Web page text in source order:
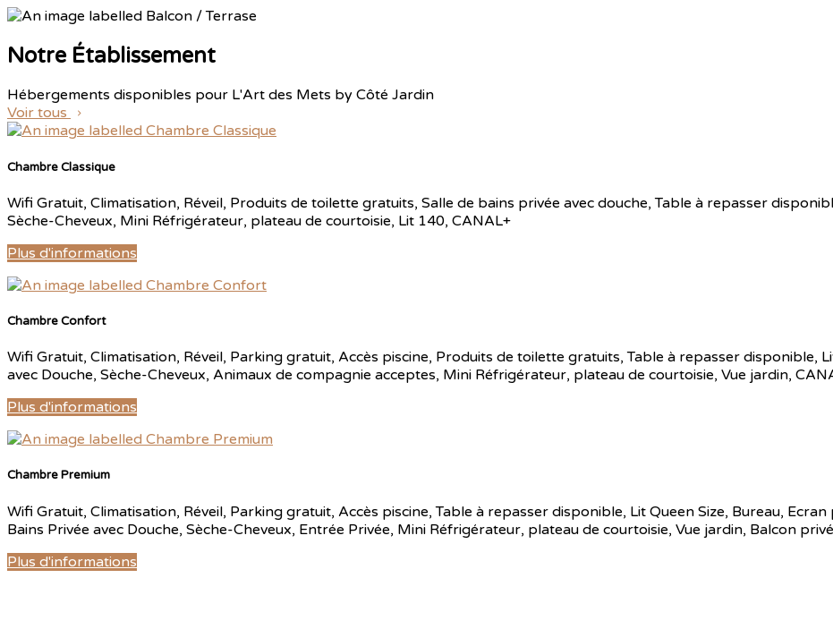
Notre Établissement
Hébergements disponibles pour L'Art des Mets by Côté Jardin
Voir tous
Chambre Classique
Wifi Gratuit, Climatisation, Réveil, Produits de toilette gratuits, Salle de bains privée avec douche,Table à repasser
Sèche-Cheveux, Mini Réfrigérateur, plateau de courtoisie, Lit 140, CANAL+
Plus d'informations
Chambre Confort
Wifi Gratuit, Climatisation, Réveil, Parking gratuit, Accès piscine, Produits de toilette gratuits,Table à repasser disponible,
avec Douche, Sèche-Cheveux, Animaux de compagnie acceptes, Mini Réfrigérateur, plateau de courtoisie, Vue jardin,
Plus d'informations
Chambre Premium
Wifi Gratuit, Climatisation, Réveil, Parking gratuit, Accès piscine,Table à repasser disponible, Lit Queen Size, Bureau, Ecran
Bains Privée avec Douche, Sèche-Cheveux, Entrée Privée, Mini Réfrigérateur, plateau de courtoisie, Vue jardin, Balcon privé
Plus d'informations